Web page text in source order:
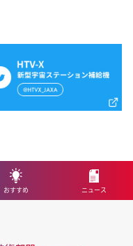
おすすめ ニュース